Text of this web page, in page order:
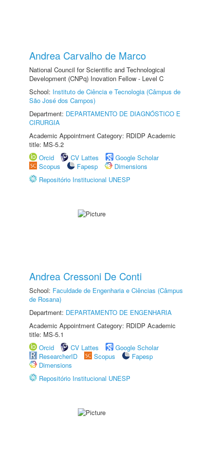
Andrea Carvalho de Marco
National Council for Scientific and Technological
Development (CNPq) Inovation Fellow - Level C
School: Instituto de Ciência e Tecnologia (Câmpus de
São José dos Campos)
Department: DEPARTAMENTO DE DIAGNÓSTICO E
CIRURGIA
Academic Appointment Category: RDIDP Academic
title: MS-5.2
Orcid
CV Lattes
Google Scholar
Scopus
Fapesp
Dimensions
Repositório Institucional UNESP
Andrea Cressoni De Conti
School: Faculdade de Engenharia e Ciências (Câmpus
de Rosana)
Department: DEPARTAMENTO DE ENGENHARIA
Academic Appointment Category: RDIDP Academic
title: MS-5.1
Orcid
CV Lattes
Google Scholar
ResearcherID
Scopus
Fapesp
Dimensions
Repositório Institucional UNESP